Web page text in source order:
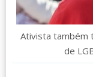
Ativista também
de